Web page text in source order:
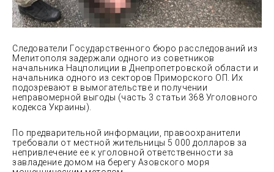
Следователи Государственного бюро расследований из
Мелитополя задержали одного из советников
начальника Нацполиции в Днепропетровской области и
начальника одного из секторов Приморского ОП. Их
подозревают в вымогательстве и получении
неправомерной выгоды (часть 3 статьи 368 Уголовного
кодекса Украины).
По предварительной информации, правоохранители
требовали от местной жительницы 5 000 долларов за
непривлечение ее к уголовной ответственности за
завладение домом на берегу Азовского моря